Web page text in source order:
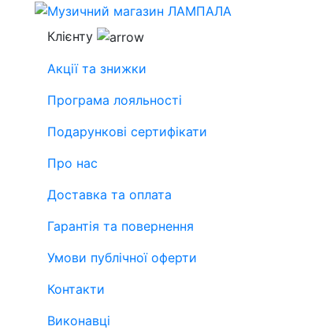
Клієнту
Акції та знижки
Програма лояльності
Подарункові сертифікати
Про нас
Доставка та оплата
Гарантія та повернення
Умови публічної оферти
Контакти
Виконавці